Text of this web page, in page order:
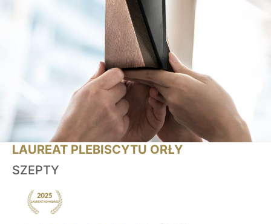
LAUREAT PLEBISCYTU ORŁY
SZEPTY